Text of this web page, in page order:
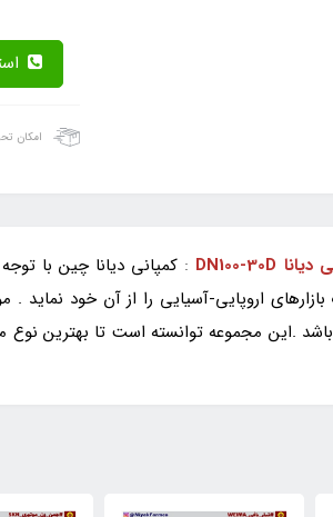
امکان
: کمپانی دیانا چین با
اروپایی-آسیایی را از آن خود نماید .
باشد .این مجموعه توانسته است تا بهترین